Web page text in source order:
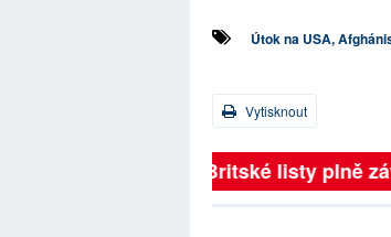
Útok na USA,
Vytisknout
Britské listy plně